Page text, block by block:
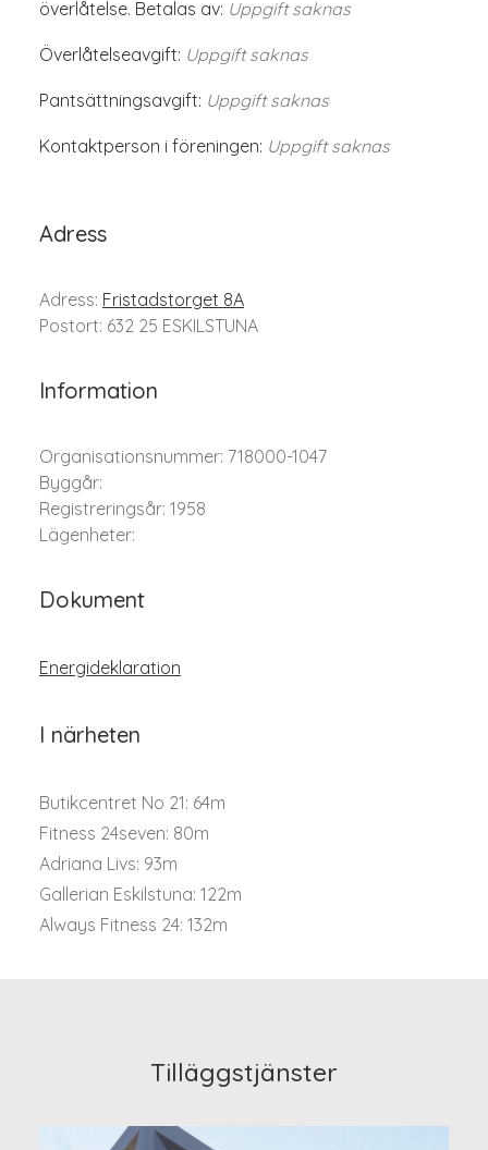
överlåtelse. Betalas av: Uppgift saknas
Överlåtelseavgift: Uppgift saknas
Pantsättningsavgift: Uppgift saknas
Kontaktperson i föreningen: Uppgift saknas
Adress
Adress: Fristadstorget 8A
Postort: 632 25 ESKILSTUNA
Information
Organisationsnummer: 718000-1047
Byggår:
Registreringsår: 1958
Lägenheter:
Dokument
Energideklaration
I närheten
Butikcentret No 21: 64m
Fitness 24seven: 80m
Adriana Livs: 93m
Gallerian Eskilstuna: 122m
Always Fitness 24: 132m
Tilläggstjänster